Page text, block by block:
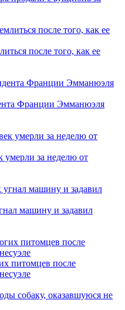
после того, как ее
Франции Эмманюэля
умерли за неделю от
машину и задавил
питомцев после